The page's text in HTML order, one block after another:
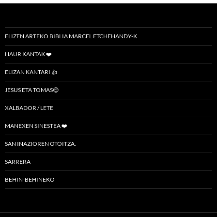
ELIZEN ARTEKO BIBLIA MARCEL ETCHEHANDY-K
HAUR KANTAK ❤️
ELIZAN KANTARI 👍
JESUS ETA TOMAS😊
XALBADOR / LETE
MANEXEN SINESTEA ❤️
SAN INAZIOREN OTOITZA.
SARRERA
BEHIN-BEHINEKO